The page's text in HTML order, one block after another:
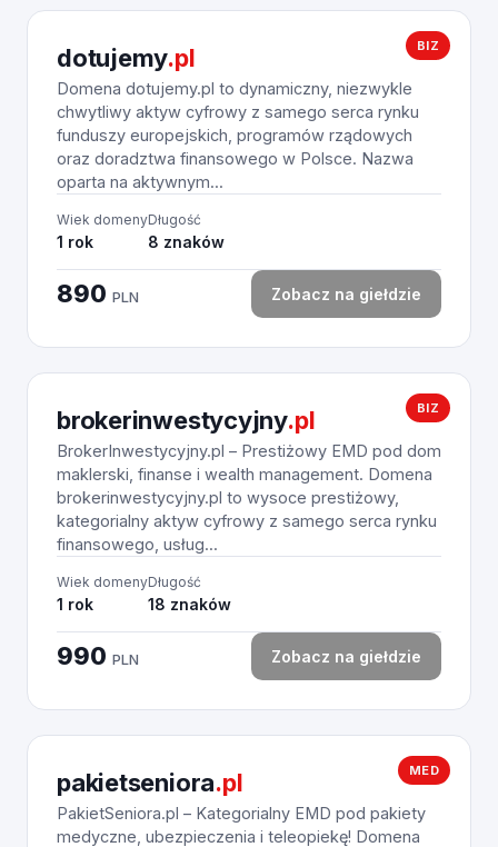
BIZ
dotujemy.pl
Domena dotujemy.pl to dynamiczny, niezwykle
chwytliwy aktyw cyfrowy z samego serca rynku
funduszy europejskich, programów rządowych
oraz doradztwa finansowego w Polsce. Nazwa
oparta na aktywnym...
Wiek domeny
1 rok
Długość
8 znaków
890 PLN Zobacz na giełdzie
BIZ
brokerinwestycyjny.pl
BrokerInwestycyjny.pl – Prestiżowy EMD pod dom
maklerski, finanse i wealth management. Domena
brokerinwestycyjny.pl to wysoce prestiżowy,
kategorialny aktyw cyfrowy z samego serca rynku
finansowego, usług...
Wiek domeny
1 rok
Długość
18 znaków
990 PLN Zobacz na giełdzie
MED
pakietseniora.pl
PakietSeniora.pl – Kategorialny EMD pod pakiety
medyczne, ubezpieczenia i teleopiekę! Domena